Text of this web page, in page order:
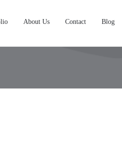
About Us Contact Blog